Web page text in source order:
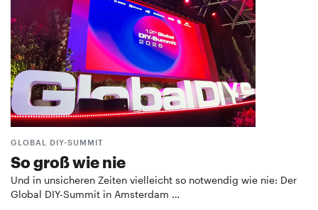
GLOBAL DIY-SUMMIT
So groß wie nie
Und in unsicheren Zeiten vielleicht so notwendig wie nie: Der
Global DIY-Summit in Amsterdam …